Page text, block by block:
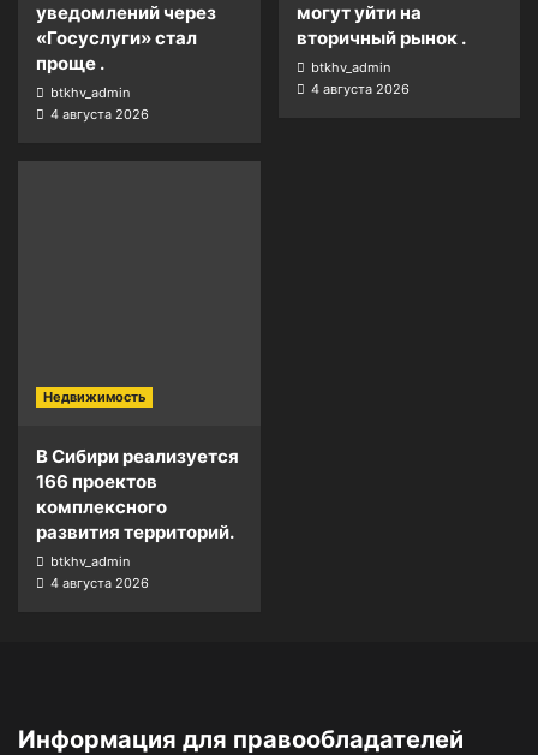
уведомлений через
«Госуслуги» стал
проще .
btkhv_admin
4 августа 2026
могут уйти на
вторичный рынок .
btkhv_admin
4 августа 2026
Недвижимость
В Сибири реализуется
166 проектов
комплексного
развития территорий.
btkhv_admin
4 августа 2026
Информация для правообладателей